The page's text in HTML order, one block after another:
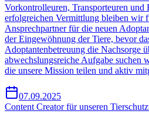
Vorkontrolleuren, Transporteuren und
erfolgreichen Vermittlung bleiben wir
Ansprechpartner für die neuen
der Eingewöhnung der Tiere, bevor
Adoptantenbetreuung die Nachsorge
abwechslungsreiche Aufgabe suchen
die unsere Mission teilen und aktiv
07.09.2025
Content Creator für unseren